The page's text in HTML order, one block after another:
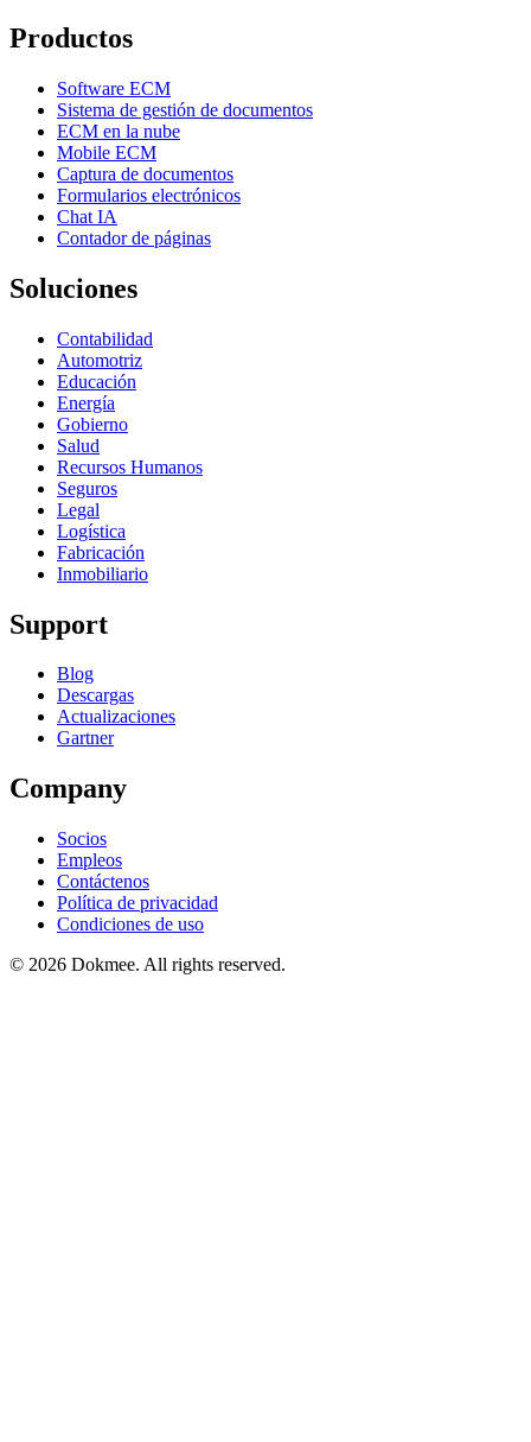
Productos
Software ECM
Sistema de gestión de documentos
ECM en la nube
Mobile ECM
Captura de documentos
Formularios electrónicos
Chat IA
Contador de páginas
Soluciones
Contabilidad
Automotriz
Educación
Energía
Gobierno
Salud
Recursos Humanos
Seguros
Legal
Logística
Fabricación
Inmobiliario
Support
Blog
Descargas
Actualizaciones
Gartner
Company
Socios
Empleos
Contáctenos
Política de privacidad
Condiciones de uso
© 2026 Dokmee. All rights reserved.